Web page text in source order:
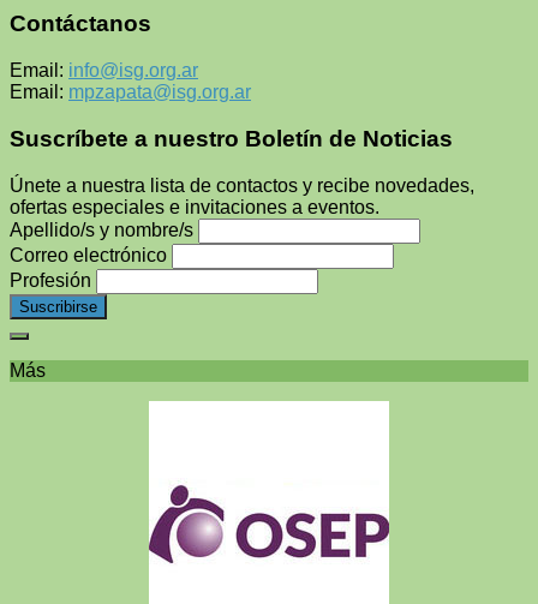
Contáctanos
Email: info@isg.org.ar
Email: mpzapata@isg.org.ar
Suscríbete a nuestro Boletín de Noticias
Únete a nuestra lista de contactos y recibe novedades,
ofertas especiales e invitaciones a eventos.
Apellido/s y nombre/s
Correo electrónico
Profesión
Más